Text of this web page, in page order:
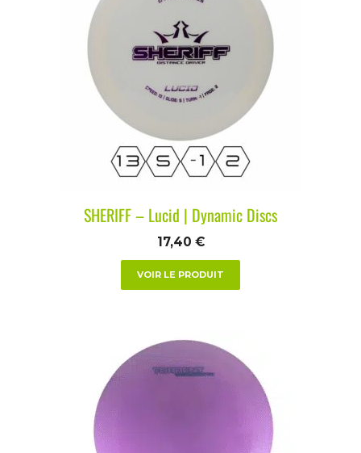
SHERIFF – Lucid | Dynamic Discs
17,40 €
VOIR LE PRODUIT